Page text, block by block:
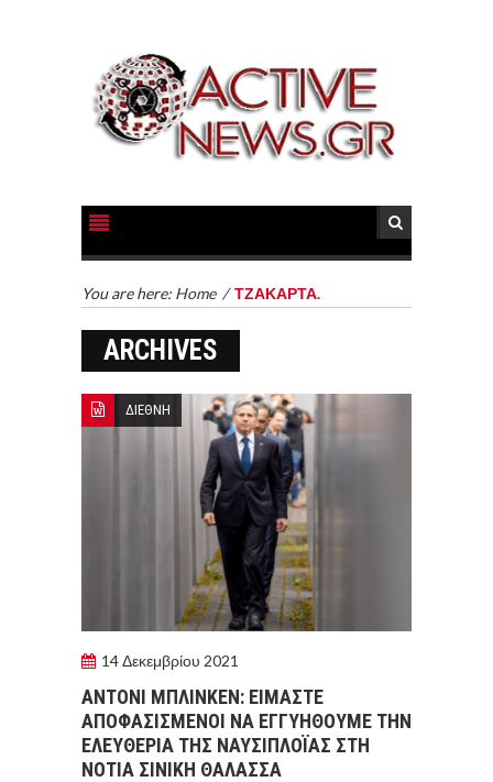
You are here: Home /ΤΖΑΚΑΡΤΑ.
ARCHIVES
ΔΙΕΘΝΗ
14 Δεκεμβρίου 2021
AΝΤΟΝΙ ΜΠΛΙΝΚΕΝ: ΕΙΜΑΣΤΕ
ΑΠΟΦΑΣΙΣΜΕΝΟΙ ΝΑ ΕΓΓΥΗΘΟΥΜΕ ΤΗΝ
ΕΛΕΥΘΕΡΙΑ ΤΗΣ ΝΑΥΣΙΠΛΟΪΑΣ ΣΤΗ
ΝΟΤΙΑ ΣΙΝΙΚΗ ΘΑΛΑΣΣΑ